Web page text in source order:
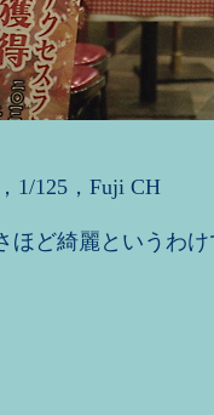
1/125，Fuji CH
ど綺麗というわけ